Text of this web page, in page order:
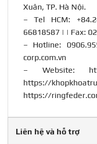
Xuân, TP. Hà Nội.
– Tel HCM:
66818587 | | Fax:
– Hotline:
corp.com.vn
– Website:
https://
https://
Liên hệ và hỗ trợ